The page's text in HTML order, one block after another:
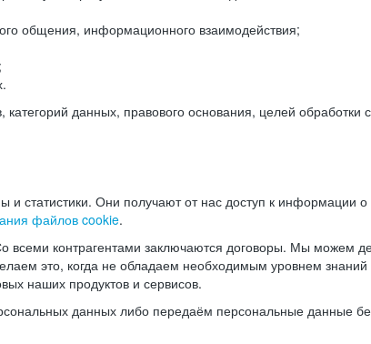
общения, информационного взаимодействия;
данных, правового основания, целей обработки
статистики. Они получают от нас доступ к информации
файлов cookie.
всеми контрагентами заключаются договоры. Мы можем
это, когда не обладаем необходимым уровнем
наших продуктов и сервисов.
данных либо передаём персональные данные